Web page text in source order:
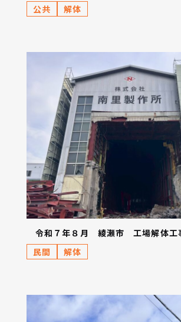
公共
解体
令和７年８月 綾瀬市 工場解体工
民間
解体